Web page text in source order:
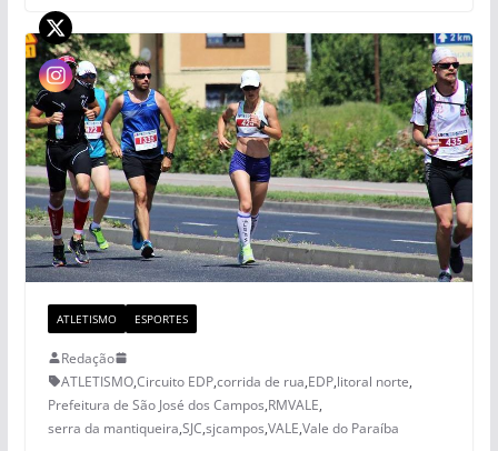
ATLETISMO ESPORTES
Redação
ATLETISMO,Circuito EDP,corrida de rua,EDP,litoral norte,
Prefeitura de São José dos Campos,RMVALE,
serra da mantiqueira,SJC,sjcampos,VALE,Vale do Paraíba